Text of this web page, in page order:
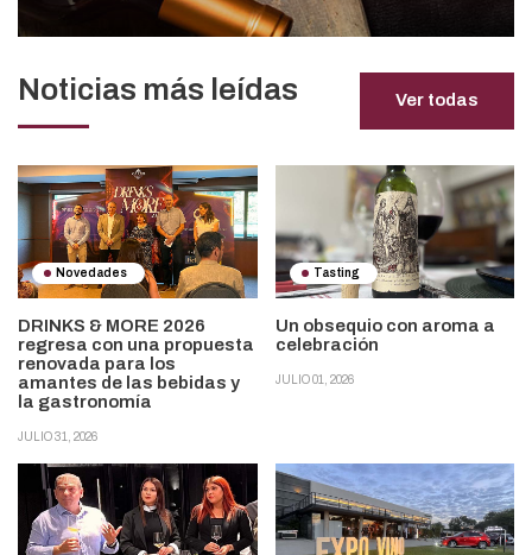
Noticias más leídas Ver todas
Novedades
DRINKS & MORE 2026
regresa con una propuesta
renovada para los
amantes de las bebidas y
la gastronomía
JULIO 31, 2026
Tasting
Un obsequio con aroma a
celebración
JULIO 01, 2026